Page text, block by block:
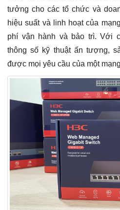
tưởng cho các tổ chức và
hiệu suất và linh hoạt của
phí vận hành và bảo trì. Với
thông số kỹ thuật ấn tượng,
được mọi yêu cầu của một